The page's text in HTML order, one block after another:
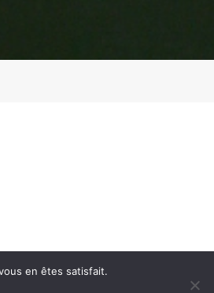
en êtes satisfait.